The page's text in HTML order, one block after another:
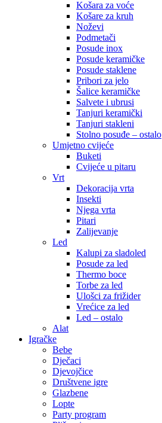
Košara za voće
Košare za kruh
Noževi
Podmetači
Posude inox
Posude keramičke
Posude staklene
Pribori za jelo
Šalice keramičke
Salvete i ubrusi
Tanjuri keramički
Tanjuri stakleni
Stolno posuđe – ostalo
Umjetno cvijeće
Buketi
Cvijeće u pitaru
Vrt
Dekoracija vrta
Insekti
Njega vrta
Pitari
Zalijevanje
Led
Kalupi za sladoled
Posude za led
Thermo boce
Torbe za led
Ulošci za frižider
Vrećice za led
Led – ostalo
Alat
Igračke
Bebe
Dječaci
Djevojčice
Društvene igre
Glazbene
Lopte
Party program